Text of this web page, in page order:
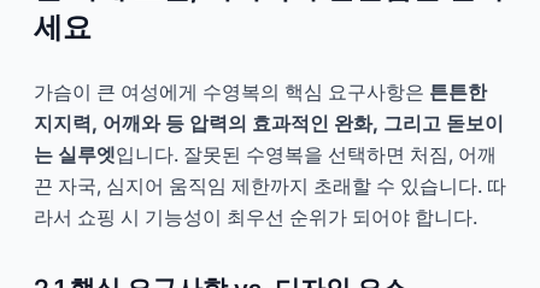
세요
가슴이 큰 여성에게 수영복의 핵심 요구사항은 튼튼한
지지력, 어깨와 등 압력의 효과적인 완화, 그리고 돋보이
는 실루엣입니다. 잘못된 수영복을 선택하면 처짐, 어깨
끈 자국, 심지어 움직임 제한까지 초래할 수 있습니다. 따
라서 쇼핑 시 기능성이 최우선 순위가 되어야 합니다.